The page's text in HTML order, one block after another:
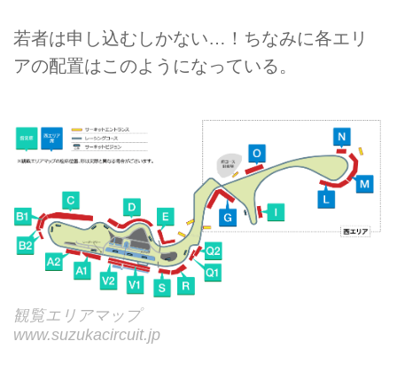
若者は申し込むしかない…！ちなみに各エリ
アの配置はこのようになっている。
観覧エリアマップ
www.suzukacircuit.jp